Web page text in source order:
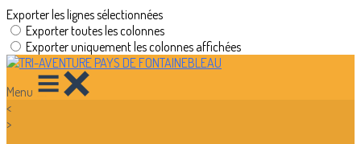
Exporter les lignes sélectionnées
Exporter toutes les colonnes
Exporter uniquement les colonnes affichées
Menu
<
>